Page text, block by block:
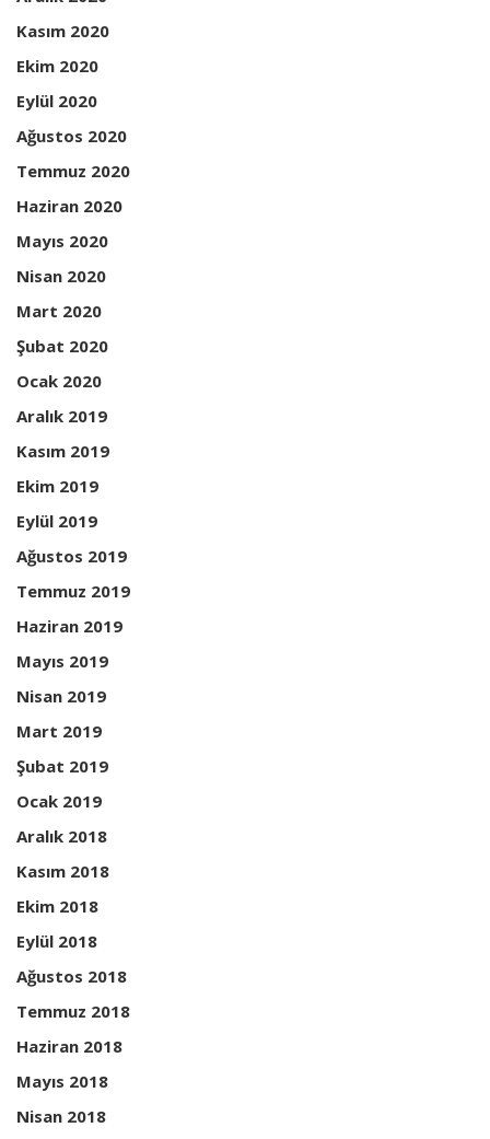
Kasım 2020
Ekim 2020
Eylül 2020
Ağustos 2020
Temmuz 2020
Haziran 2020
Mayıs 2020
Nisan 2020
Mart 2020
Şubat 2020
Ocak 2020
Aralık 2019
Kasım 2019
Ekim 2019
Eylül 2019
Ağustos 2019
Temmuz 2019
Haziran 2019
Mayıs 2019
Nisan 2019
Mart 2019
Şubat 2019
Ocak 2019
Aralık 2018
Kasım 2018
Ekim 2018
Eylül 2018
Ağustos 2018
Temmuz 2018
Haziran 2018
Mayıs 2018
Nisan 2018